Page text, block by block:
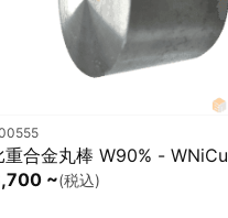
重合金丸棒 W90% - WNiCu
~(税込)